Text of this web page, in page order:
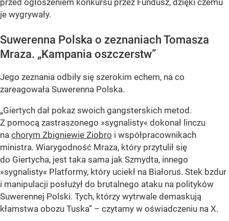
przed ogłoszeniem konkursu przez Fundusz, dzięki czemu
je wygrywały.
Suwerenna Polska o zeznaniach Tomasza
Mraza. „Kampania oszczerstw”
Jego zeznania odbiły się szerokim echem, na co
zareagowała Suwerenna Polska.
„Giertych dał pokaz swoich gangsterskich metod.
Z pomocą zastraszonego »sygnalisty« dokonał linczu
na chorym Zbigniewie Ziobro i współpracownikach
ministra. Wiarygodność Mraza, który przytulił się
do Giertycha, jest taka sama jak Szmydta, innego
»sygnalisty« Platformy, który uciekł na Białoruś. Stek bzdur
i manipulacji posłużył do brutalnego ataku na polityków
Suwerennej Polski. Tych, którzy wytrwale demaskują
kłamstwa obozu Tuska” – czytamy w oświadczeniu na X.